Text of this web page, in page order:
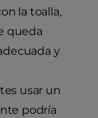
la toalla,
queda
y
usar un
podría